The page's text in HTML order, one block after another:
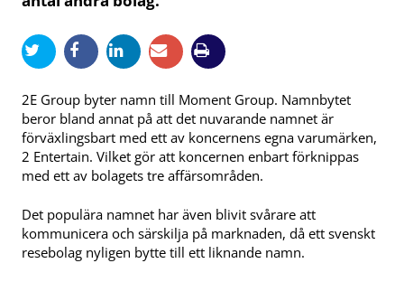
2E Group byter namn till Moment Group. Namnbytet
beror bland annat på att det nuvarande namnet är
förväxlingsbart med ett av koncernens egna varumärken,
2 Entertain. Vilket gör att koncernen enbart förknippas
med ett av bolagets tre affärsområden.
Det populära namnet har även blivit svårare att
kommunicera och särskilja på marknaden, då ett svenskt
resebolag nyligen bytte till ett liknande namn.